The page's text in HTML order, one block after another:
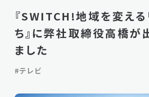
『SWITCH!地域を変え
ち』に弊社取締役高橋が
ました
#テレビ